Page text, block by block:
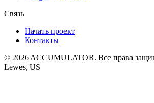
Связь
Начать проект
Контакты
© 2026 ACCUMULATOR. Все права
Lewes, US